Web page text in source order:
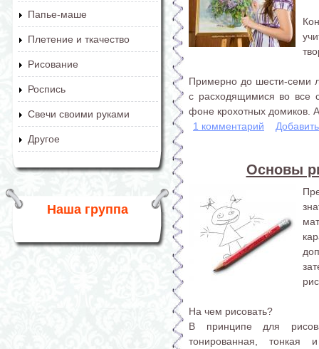
Папье-маше
Плетение и ткачество
Рисование
Роспись
Свечи своими руками
Другое
Наша группа
Примерно до шести-семи
с расходящимися во все
фоне крохотных домиков.
1 комментарий
Основы
На чем рисовать?
В принципе для
тонированная,